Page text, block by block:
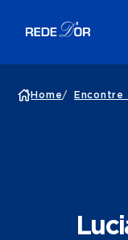
Home/ Encontre